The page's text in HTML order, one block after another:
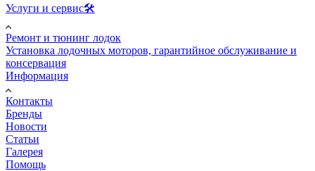
Услуги и сервис🛠️
Ремонт и тюнинг лодок
Установка лодочных моторов, гарантийное обслуживание и
консервация
Информация
Контакты
Бренды
Новости
Статьи
Галерея
Помощь